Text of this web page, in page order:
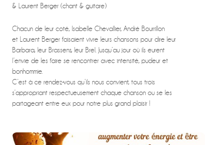
& Laurent Berger (chant & guitare)
Chacun de leur coté, Isabelle Chevallier, André Bourrillon
et Laurent Berger faisaient vivre leurs chansons pour dire leur
Barbara, leur Brassens, leur Brel. Jusqu’au jour où ils eurent
l’envie de les faire se rencontrer avec intensité, pudeur et
bonhommie.
C’est à ce rendez-vous qu’ils nous convient, tous trois
s’appropriant respectueusement chaque chanson ou se les
partageant entre eux pour notre plus grand plaisir !